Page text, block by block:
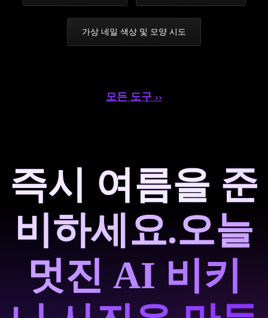
가상 네일 색상 및 모양 시도
모든 도구 ››
즉시 여름을 준
비하세요.오늘
멋진 AI 비키